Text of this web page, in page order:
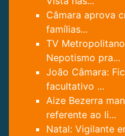
Câmara aprova
famílias...
TV
Nepotismo pra...
João Câmara:
facultativo ...
Aize Bezerra
referente ao li...
Natal: Vigilante